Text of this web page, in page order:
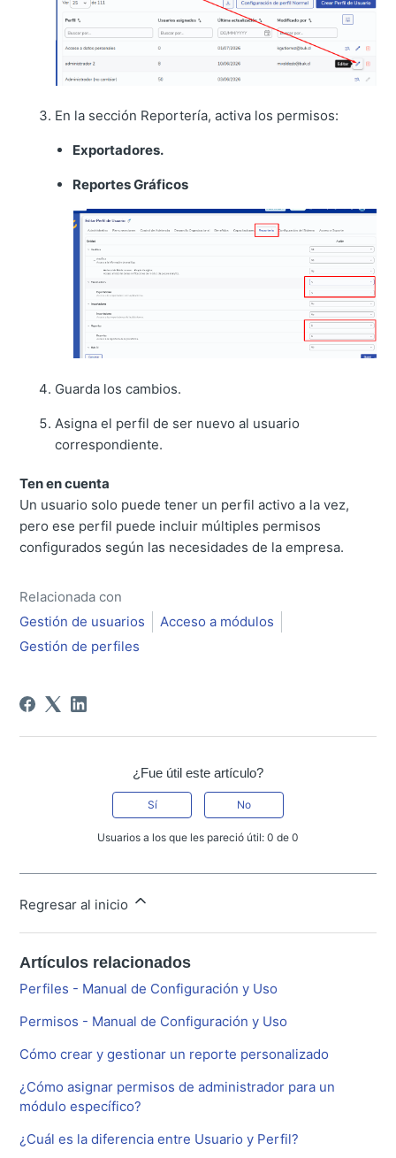
En la sección Reportería, activa los permisos:
Exportadores.
Reportes Gráficos
Guarda los cambios.
Asigna el perfil de ser nuevo al usuario
correspondiente.
Ten en cuenta
Un usuario solo puede tener un perfil activo a la vez,
pero ese perfil puede incluir múltiples permisos
configurados según las necesidades de la empresa.
Relacionada con
Gestión de usuarios
Acceso a módulos
Gestión de perfiles
¿Fue útil este artículo?
Sí No
Usuarios a los que les pareció útil: 0 de 0
Regresar al inicio
Artículos relacionados
Perfiles - Manual de Configuración y Uso
Permisos - Manual de Configuración y Uso
Cómo crear y gestionar un reporte personalizado
¿Cómo asignar permisos de administrador para un
módulo específico?
¿Cuál es la diferencia entre Usuario y Perfil?